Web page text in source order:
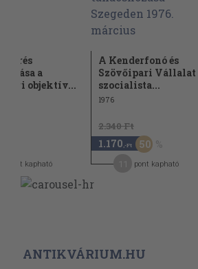
a
objektív...
pont kapható
A Kenderfonó és
Szövőipari Vállalat
szocialista...
1976
2.340 Ft
1.170 ,-Ft 50
pont kapható
ANTIKVÁRIUM.HU